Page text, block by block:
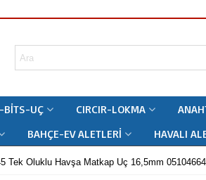
BITS-UÇ CIRCIR-LOKMA
BAHÇE-EV ALETLERI HAVALI
Tek Oluklu Havşa Matkap Uç 16,5mm